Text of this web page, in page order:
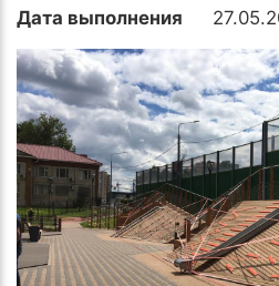
Дата выполнения